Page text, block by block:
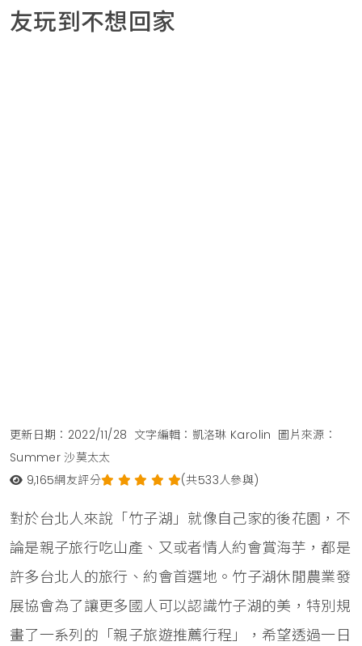
友玩到不想回家
更新日期：2022/11/28 文字編輯：凱洛琳 Karolin 圖片來源：
Summer 沙莫太太
9,165網友評分 (共533人參與)
對於台北人來說「竹子湖」就像自己家的後花園，不
論是親子旅行吃山產、又或者情人約會賞海芋，都是
許多台北人的旅行、約會首選地。竹子湖休閒農業發
展協會為了讓更多國人可以認識竹子湖的美，特別規
畫了一系列的「親子旅遊推薦行程」，希望透過一日